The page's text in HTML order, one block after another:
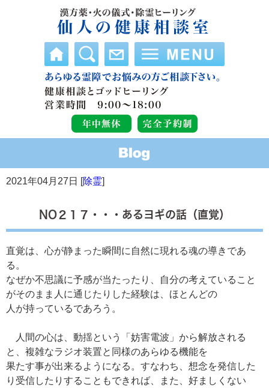
2021年04月27日 [除霊]
NO２１７・・・あるヨギの話（直覚）
直覚は、心が静まった瞬間に自然に現れる魂の導きであ
る。
なぜか不思議に予感が当たったり、自分の考えていること
がそのまま人に通じたりした経験は、ほとんどの
人が持っているであろう。
人間の心は、動揺という「妨害電波」から解放される
と、複雑なラジオ装置と同様のあらゆる機能を
果たす事が出来るようになる。すなわち、想念を発信した
り受信したりすることもできれば、また、好ましくない